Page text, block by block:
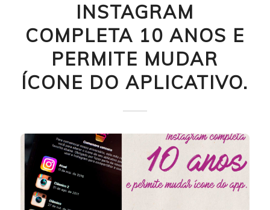
INSTAGRAM
COMPLETA 10 ANOS E
PERMITE MUDAR
ÍCONE DO APLICATIVO.